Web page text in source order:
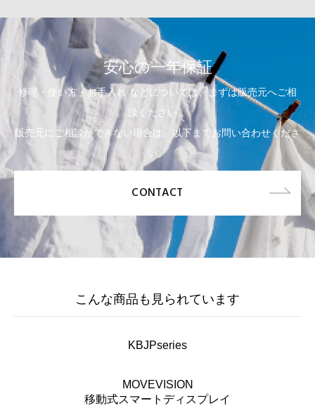
安心の一年保証
修理・使い方・お手入れ などについては、まずは販売元へご相
談ください。
販売元にご相談ができない場合は、以下までお問い合わせくださ
い。
CONTACT
こんな商品も見られています
KBJPseries
MOVEVISION
移動式スマートディスプレイ